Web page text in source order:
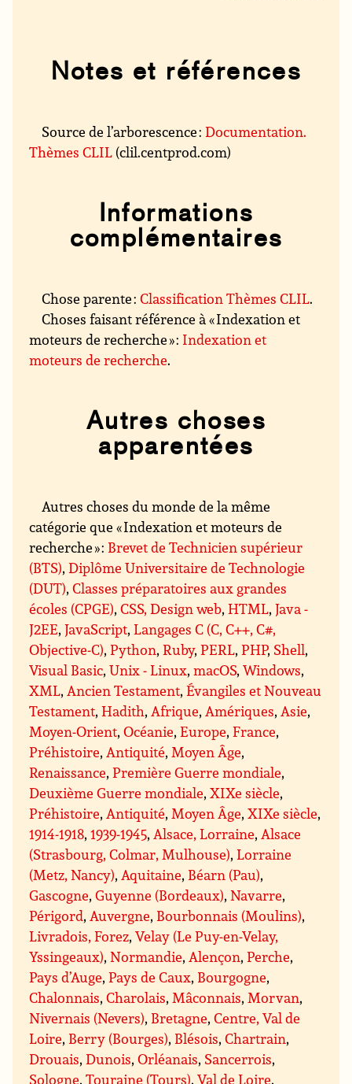
Notes et références
Source de l’arborescence :Documentation.
Thèmes CLIL (clil.centprod.com)
Informations
complémentaires
Chose parente :Classification Thèmes CLIL.
Choses faisant référence à « Indexation et
moteurs de recherche » : Indexation et
moteurs de recherche.
Autres choses
apparentées
Autres choses du monde de la même
catégorie que « Indexation et moteurs de
recherche » : Brevet de Technicien supérieur
(BTS),Diplôme Universitaire de Technologie
(DUT),Classes préparatoires aux grandes
écoles (CPGE),CSS, Design web,HTML,Java -
J2EE,JavaScript,Langages C (C, C++, C#,
Objective-C),Python,Ruby,PERL,PHP, Shell,
Visual Basic,Unix - Linux,macOS,Windows,
XML, Ancien Testament,Évangiles et Nouveau
Testament,Hadith, Afrique, Amériques, Asie,
Moyen-Orient,Océanie,Europe,France,
Préhistoire, Antiquité, Moyen Âge,
Renaissance,Première Guerre mondiale,
Deuxième Guerre mondiale,XIXe siècle,
Préhistoire, Antiquité, Moyen Âge,XIXe siècle,
1914-1918,1939-1945, Alsace, Lorraine, Alsace
(Strasbourg, Colmar, Mulhouse),Lorraine
(Metz, Nancy), Aquitaine, Béarn (Pau),
Gascogne,Guyenne (Bordeaux),Navarre,
Périgord, Auvergne, Bourbonnais (Moulins),
Livradois, Forez,Velay (Le Puy-en-Velay,
Yssingeaux),Normandie, Alençon,Perche,
Pays d’Auge,Pays de Caux, Bourgogne,
Chalonnais,Charolais, Mâconnais, Morvan,
Nivernais (Nevers), Bretagne,Centre, Val de
Loire, Berry (Bourges), Blésois,Chartrain,
Drouais,Dunois,Orléanais, Sancerrois,
Sologne,Touraine (Tours),Val de Loire,